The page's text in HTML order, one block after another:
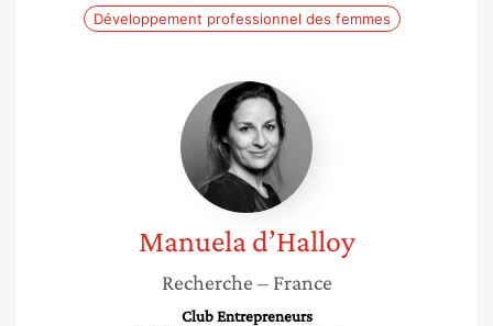
Développement professionnel des femmes
Manuela
d’Halloy
Manuela d’Halloy
Recherche – France
Club Entrepreneurs